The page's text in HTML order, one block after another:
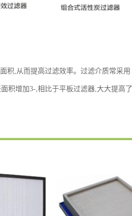
积,从而提高过滤效率。过滤介质常采用
积增加3-,相比于平板过滤器,大大提高了